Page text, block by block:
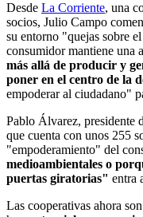
Desde La Corriente, una
socios, Julio Campo
su entorno "quejas sobre
consumidor mantiene una
más allá de producir y
poner en el centro de la
empoderar al ciudadano"
Pablo Álvarez, presidente
que cuenta con unos 255
"empoderamiento" del
medioambientales o
puertas giratorias" entra
Las cooperativas ahora